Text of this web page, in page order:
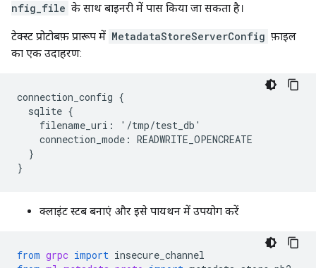
nfig_file के साथ बाइनरी में पास किया जा सकता है।
टेक्स्ट प्रोटोबफ़ प्रारूप में MetadataStoreServerConfig फ़ाइल
का एक उदाहरण:
connection_config {
  sqlite {
    filename_uri: '/tmp/test_db'
    connection_mode: READWRITE_OPENCREATE
  }
क्लाइंट स्टब बनाएं और इसे पायथन में उपयोग करें
from grpc import insecure_channel